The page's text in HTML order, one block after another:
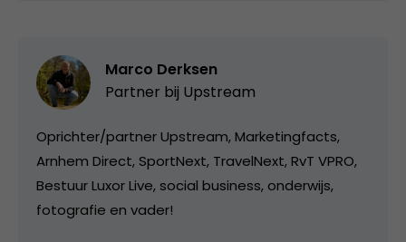
Marco Derksen
Partner bij Upstream
Oprichter/partner Upstream, Marketingfacts,
Arnhem Direct, SportNext, TravelNext, RvT VPRO,
Bestuur Luxor Live, social business, onderwijs,
fotografie en vader!